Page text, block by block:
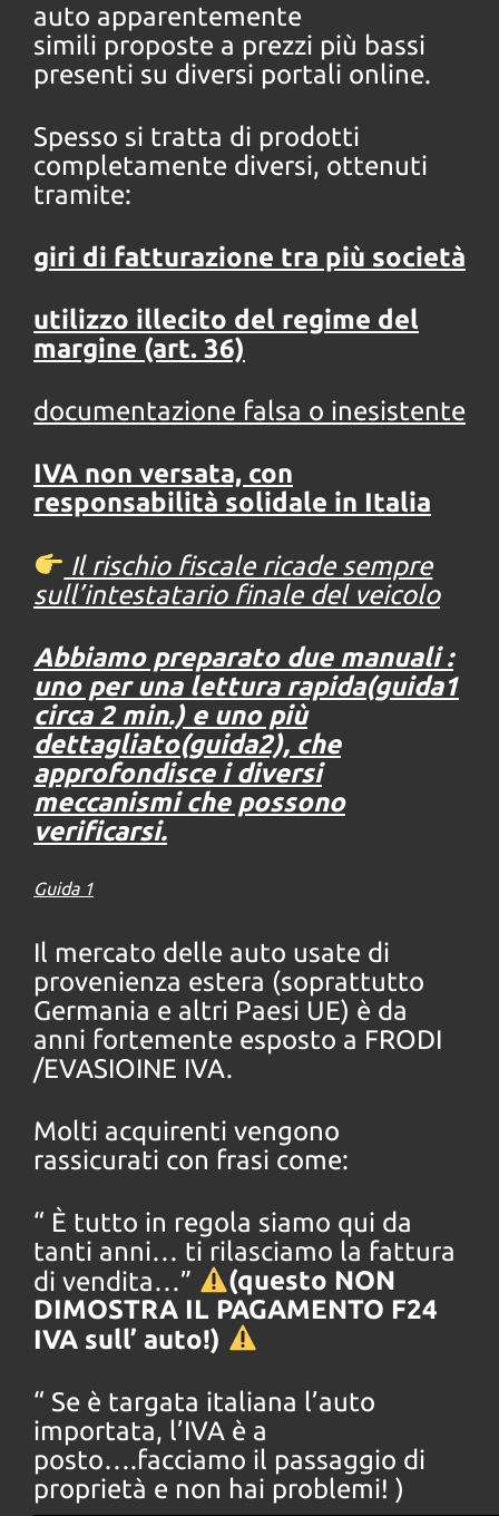
auto apparentemente
simili proposte a prezzi più bassi
presenti su diversi portali online.
Spesso si tratta di prodotti
completamente diversi, ottenuti
tramite:
giri di fatturazione tra più società
utilizzo illecito del regime del
margine (art. 36)
documentazione falsa o inesistente
IVA non versata, con
responsabilità solidale in Italia
Il rischio fiscale ricade sempre
sull’intestatario finale del veicolo
Abbiamo preparato due manuali :
uno per una lettura rapida(guida1
circa 2 min.) e uno più
dettagliato(guida2), che
approfondisce i diversi
meccanismi che possono
verificarsi.
Guida 1
Il mercato delle auto usate di
provenienza estera (soprattutto
Germania e altri Paesi UE) è da
anni fortemente esposto a FRODI
/EVASIOINE IVA.
Molti acquirenti vengono
rassicurati con frasi come:
“ È tutto in regola siamo qui da
tanti anni… ti rilasciamo la fattura
di vendita…”
(questo NON
DIMOSTRA IL PAGAMENTO F24
IVA sull’ auto!)
“ Se è targata italiana l’auto
importata, l’IVA è a
posto….facciamo il passaggio di
proprietà e non hai problemi! )